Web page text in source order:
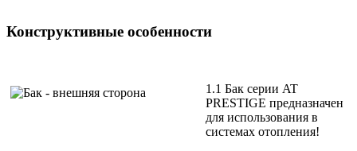
Конструктивные особенности
1.1 Бак серии AT
PRESTIGE предназначен
для использования в
системах отопления!